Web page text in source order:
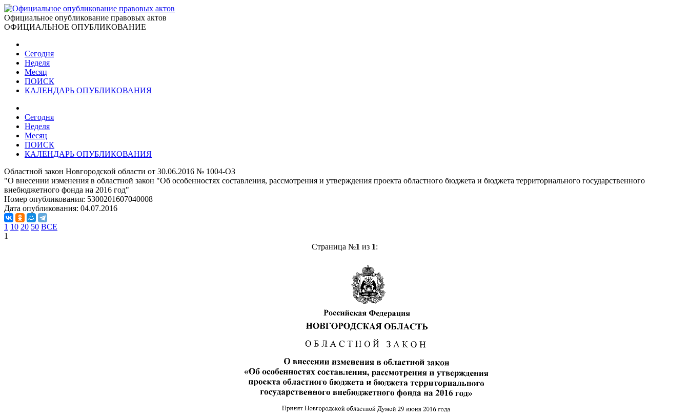
Официальное опубликование правовых актов
ОФИЦИАЛЬНОЕ ОПУБЛИКОВАНИЕ
Сегодня
Неделя
Месяц
ПОИСК
КАЛЕНДАРЬ ОПУБЛИКОВАНИЯ
Сегодня
Неделя
Месяц
ПОИСК
КАЛЕНДАРЬ ОПУБЛИКОВАНИЯ
Областной закон Новгородской области от 30.06.2016 № 1004-ОЗ
"О внесении изменения в областной закон "Об особенностях составления, рассмотрения и утверждения проекта областного бюджета и бюджета территориального государственного
внебюджетного фонда на 2016 год"
Номер опубликования: 5300201607040008
Дата опубликования: 04.07.2016
1 10 20 50 ВСЕ
1
Страница №1 из 1: